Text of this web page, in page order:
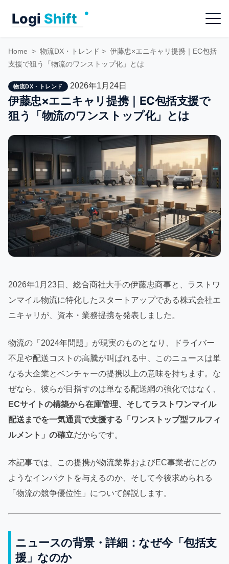
Menu
Home > 物流DX・トレンド > 伊藤忠×エニキャリ提携｜EC包括
支援で狙う「物流のワンストップ化」とは
物流DX・トレンド 2026年1月24日
伊藤忠×エニキャリ提携｜EC包括支援で
狙う「物流のワンストップ化」とは
2026年1月23日、総合商社大手の伊藤忠商事と、ラストワ
ンマイル物流に特化したスタートアップである株式会社エ
ニキャリが、資本・業務提携を発表しました。
物流の「2024年問題」が現実のものとなり、ドライバー
不足や配送コストの高騰が叫ばれる中、このニュースは単
なる大企業とベンチャーの提携以上の意味を持ちます。な
ぜなら、彼らが目指すのは単なる配送網の強化ではなく、
ECサイトの構築から在庫管理、そしてラストワンマイル
配送までを一気通貫で支援する「ワンストップ型フルフィ
ルメント」の確立だからです。
本記事では、この提携が物流業界およびEC事業者にどの
ようなインパクトを与えるのか、そして今後求められる
「物流の競争優位性」について解説します。
ニュースの背景・詳細：なぜ今「包括支
援」なのか